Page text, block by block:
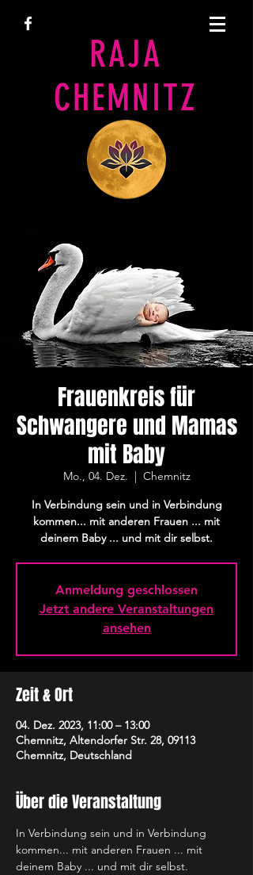
RAJA
CHEMNITZ
Frauenkreis für
Schwangere und Mamas
mit Baby
Mo., 04. Dez.
  |
Chemnitz
In Verbindung sein und in Verbindung
kommen... mit anderen Frauen ... mit
deinem Baby ... und mit dir selbst.
Anmeldung geschlossen
Jetzt andere Veranstaltungen
ansehen
Zeit & Ort
04. Dez. 2023, 11:00 – 13:00
Chemnitz, Altendorfer Str. 28, 09113
Chemnitz, Deutschland
Über die Veranstaltung
In Verbindung sein und in Verbindung
kommen... mit anderen Frauen ... mit
deinem Baby ... und mit dir selbst.